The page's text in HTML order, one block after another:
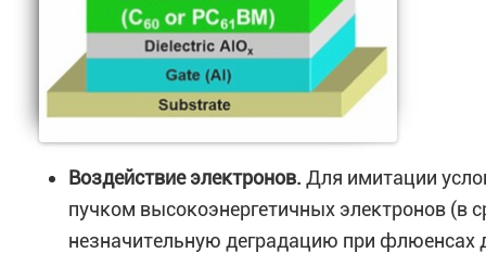
Воздействие электронов. Для имитации
пучком высокоэнергетичных электронов (в
незначительную деградацию при флюенсах